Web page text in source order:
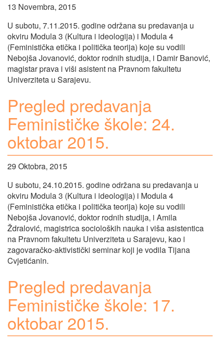
13 Novembra, 2015
U subotu, 7.11.2015. godine održana su predavanja u
okviru Modula 3 (Kultura i ideologija) i Modula 4
(Feministička etička i politička teorija) koje su vodili
Nebojša Jovanović, doktor rodnih studija, i Damir Banović,
magistar prava i viši asistent na Pravnom fakultetu
Univerziteta u Sarajevu.
Pregled predavanja
Feminističke škole: 24.
oktobar 2015.
29 Oktobra, 2015
U subotu, 24.10.2015. godine održana su predavanja u
okviru Modula 3 (Kultura i ideologija) i Modula 4
(Feministička etička i politička teorija) koje su vodili
Nebojša Jovanović, doktor rodnih studija, i Amila
Ždralović, magistrica socioloških nauka i viša asistentica
na Pravnom fakultetu Univerziteta u Sarajevu, kao i
zagovaračko-aktivistički seminar koji je vodila Tijana
Cvjetićanin.
Pregled predavanja
Feminističke škole: 17.
oktobar 2015.